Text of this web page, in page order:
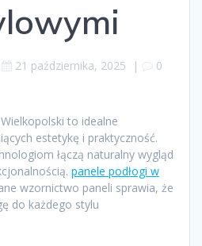
21 października, 2025 | 0
to idealne
estetykę i praktyczność.
łączą naturalny wygląd
panele podłogi w
wzornictwo paneli sprawia, że
do każdego stylu